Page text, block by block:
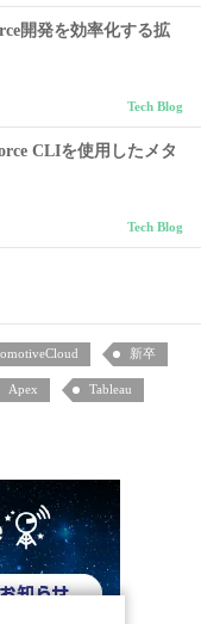
開発を効率化する拡
Tech Blog
CLIを使用したメタ
Tech Blog
新卒
Apex Tableau